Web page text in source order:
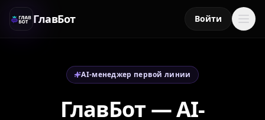
ГлавБот Войти
AI-менеджер первой линии
ГлавБот — AI-